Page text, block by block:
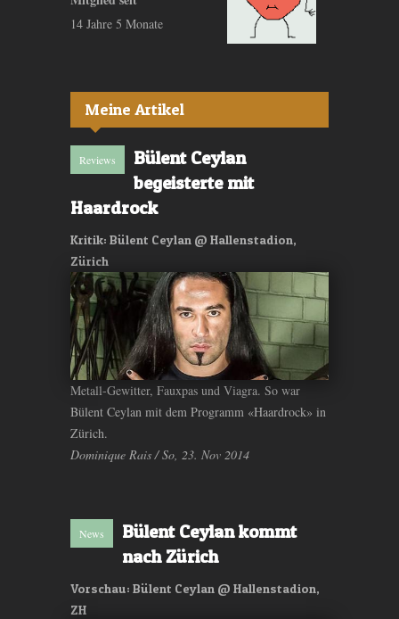
14 Jahre 5 Monate
Meine Artikel
Reviews
Bülent Ceylan
begeisterte mit
Haardrock
Kritik: Bülent Ceylan @ Hallenstadion,
Zürich
Metall-Gewitter, Fauxpas und Viagra. So war
Bülent Ceylan mit dem Programm «Haardrock» in
Zürich.
Dominique Rais / So, 23. Nov 2014
News
Bülent Ceylan kommt
nach Zürich
Vorschau: Bülent Ceylan @ Hallenstadion,
ZH